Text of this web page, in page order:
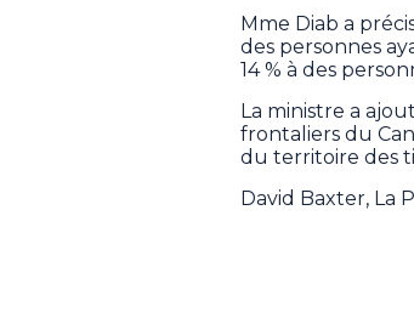
Mme Diab a
des personnes
14 % à des
La ministre a
frontaliers du
du territoire des
David Baxter, La